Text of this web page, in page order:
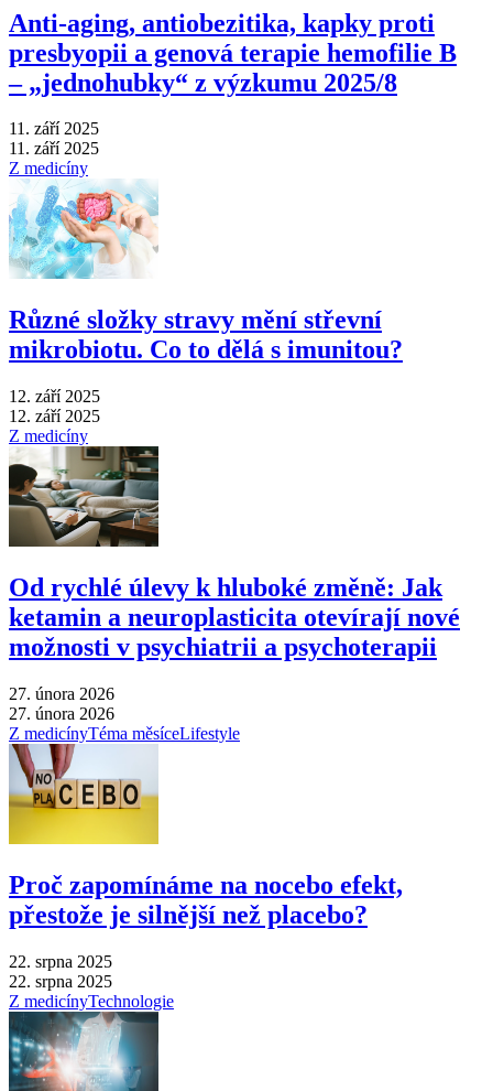
Anti‑aging, antiobezitika, kapky proti
presbyopii a genová terapie hemofilie B
–⁠ „jednohubky“ z výzkumu 2025/8
11. září 2025
11. září 2025
Z medicíny
Různé složky stravy mění střevní
mikrobiotu. Co to dělá s imunitou?
12. září 2025
12. září 2025
Z medicíny
Od rychlé úlevy k hluboké změně: Jak
ketamin a neuroplasticita otevírají nové
možnosti v psychiatrii a psychoterapii
27. února 2026
27. února 2026
Z medicínyTéma měsíceLifestyle
Proč zapomínáme na nocebo efekt,
přestože je silnější než placebo?
22. srpna 2025
22. srpna 2025
Z medicínyTechnologie